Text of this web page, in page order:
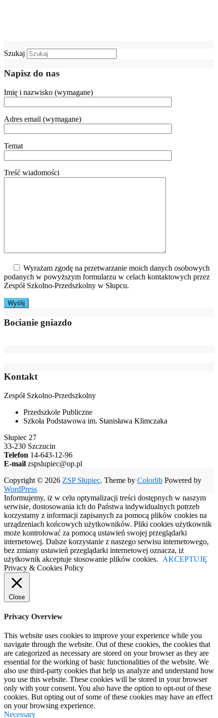
Szukaj
Napisz do nas
Imię i nazwisko (wymagane)
Adres email (wymagane)
Temat
Treść wiadomości
Wyrażam zgodę na przetwarzanie moich danych osobowych
podanych w powyższym formularzu w celach kontaktowych przez
Zespół Szkolno-Przedszkolny w Słupcu.
Bocianie gniazdo
Kontakt
Zespół Szkolno-Przedszkolny
Przedszkole Publiczne
Szkoła Podstawowa im. Stanisława Klimczaka
Słupiec 27
33-230 Szczucin
Telefon 14-643-12-96
E-mail zspslupiec@op.pl
Copyright © 2026 ZSP Słupiec. Theme by Colorlib Powered by
WordPress
Informujemy, iż w celu optymalizacji treści dostępnych w naszym
serwisie, dostosowania ich do Państwa indywidualnych potrzeb
korzystamy z informacji zapisanych za pomocą plików cookies na
urządzeniach końcowych użytkowników. Pliki cookies użytkownik
może kontrolować za pomocą ustawień swojej przeglądarki
internetowej. Dalsze korzystanie z naszego serwisu internetowego,
bez zmiany ustawień przeglądarki internetowej oznacza, iż
użytkownik akceptuje stosowanie plików cookies.
AKCEPTUJĘ
Privacy & Cookies Policy
Close
Privacy Overview
This website uses cookies to improve your experience while you
navigate through the website. Out of these cookies, the cookies that
are categorized as necessary are stored on your browser as they are
essential for the working of basic functionalities of the website. We
also use third-party cookies that help us analyze and understand how
you use this website. These cookies will be stored in your browser
only with your consent. You also have the option to opt-out of these
cookies. But opting out of some of these cookies may have an effect
on your browsing experience.
Necessary